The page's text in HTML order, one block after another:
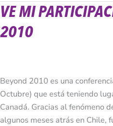
VE MI
2010
Beyond 2010 es una
Octubre) que está teniendo
Canadá. Gracias al fenómeno
algunos meses atrás en Chile,
Ve
participación